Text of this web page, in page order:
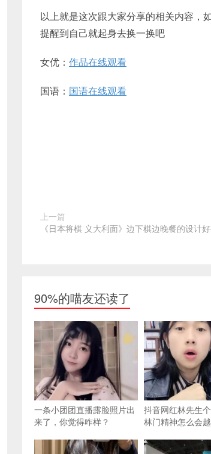
以上就是这次跟大家分享的相关内容，
提醒到自己就起身去换一换吧
女优： 作品在线观看
国语： 国语在线观看
上一篇
《日本将棋 义大利面》边下棋边晚餐的设计
90%的喵友还读了
一条小团团直播露脸照片出
来了，你觉得咋样？
抖音网红林先生
林门精神怎么会